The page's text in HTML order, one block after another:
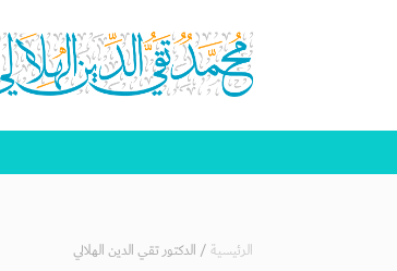
الرئيسية/ الدكتور تقي الدين الهلالي